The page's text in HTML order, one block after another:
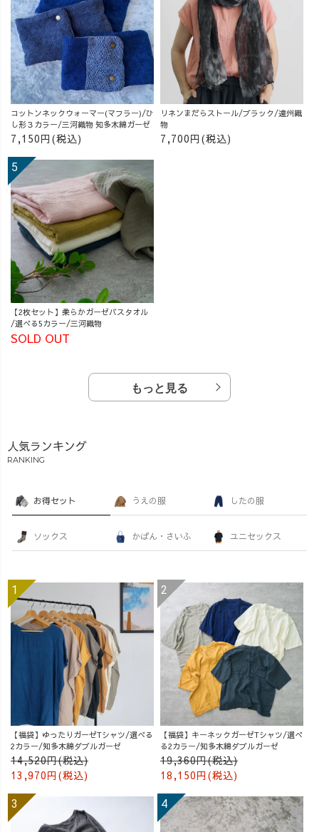
コットンネックウォーマー(マフラー)/ひ
し形３カラー/三河織物 知多木綿ガーゼ
7,150円(税込)
リネンまだらストール/ブラック/遠州織
物
7,700円(税込)
【2枚セット】柔らかガーゼバスタオル
/選べる5カラー/三河織物
SOLD OUT
もっと見る
人気ランキング
RANKING
お得セット うえの服 したの服
ソックス かばん・さいふ ユニセックス
【福袋】ゆったりガーゼTシャツ/選べる
2カラー/知多木綿ダブルガーゼ
14,520円(税込)
13,970円(税込)
【福袋】キーネックガーゼTシャツ/選べ
る2カラー/知多木綿ダブルガーゼ
19,360円(税込)
18,150円(税込)